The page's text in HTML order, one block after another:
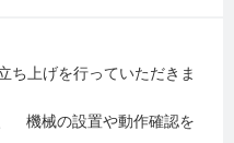
ち上げを行っていただきま
機械の設置や動作確認を